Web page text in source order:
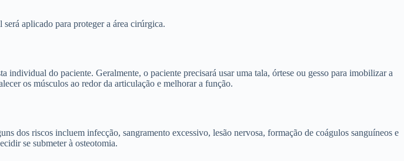
aplicado para proteger a área cirúrgica.
do paciente. Geralmente, o paciente precisará usar uma tala, órtese ou gesso para imobilizar a
os músculos ao redor da articulação e melhorar a função.
dos riscos incluem infecção, sangramento excessivo, lesão nervosa, formação de coágulos sanguíneos e
se submeter à osteotomia.